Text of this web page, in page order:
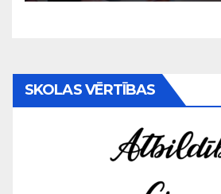
SKOLAS VĒRTĪBAS